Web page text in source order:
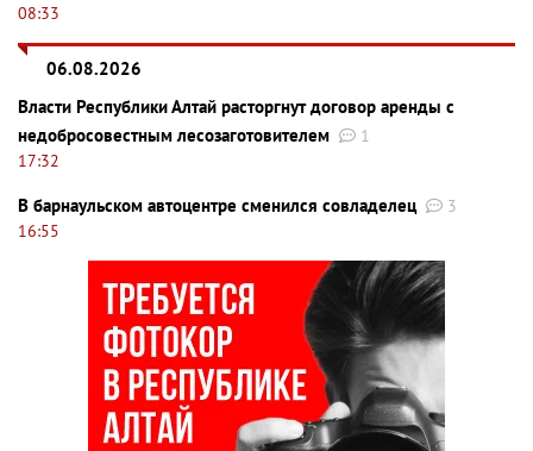
08:33
06.08.2026
Власти Республики Алтай расторгнут договор аренды с
недобросовестным лесозаготовителем
1
17:32
В барнаульском автоцентре сменился совладелец
3
16:55